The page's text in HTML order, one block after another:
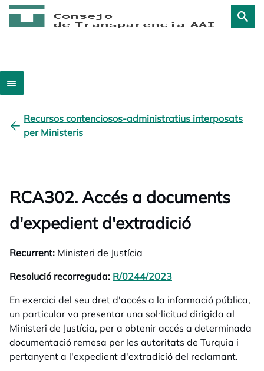
Recursos contenciosos-administratius interposats
per Ministeris
RCA302. Accés a documents
d'expedient d'extradició
Recurrent: Ministeri de Justícia
Resolució recorreguda: R/0244/2023
En exercici del seu dret d'accés a la informació pública,
un particular va presentar una sol·licitud dirigida al
Ministeri de Justícia, per a obtenir accés a determinada
documentació remesa per les autoritats de Turquia i
pertanyent a l'expedient d'extradició del reclamant.